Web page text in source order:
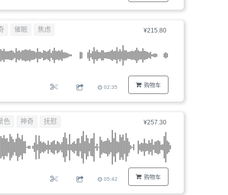
¥215.80
购物车
催眠 焦虑
02:35
¥257.30
购物车
色 神奇 抚慰
05:42